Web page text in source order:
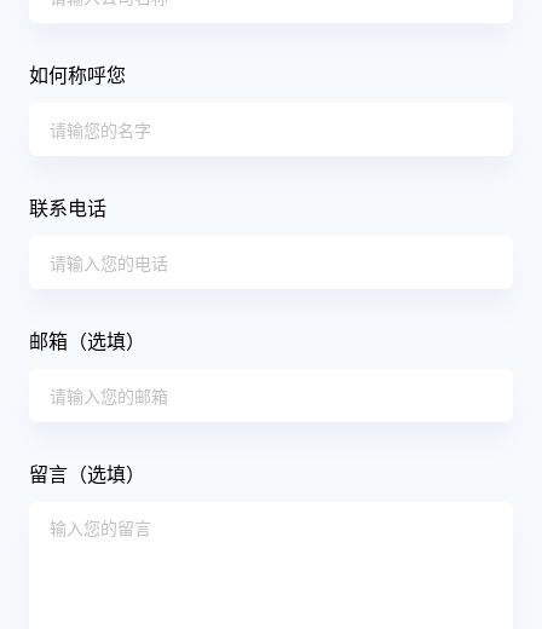
如何称呼您
联系电话
邮箱（选填）
留言（选填）